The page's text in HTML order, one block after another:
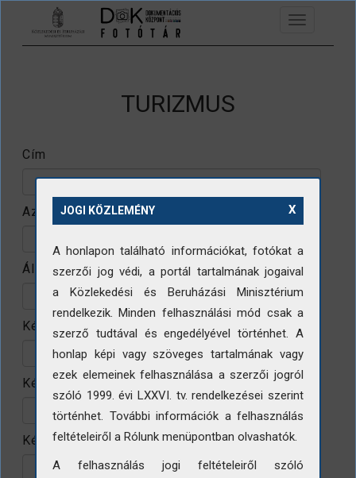
Ugrás a tartalomra
Toggle
navigation
TURIZMUS
Cím
Azonosító
Állomány
Készítő
Készítés helye
Készítés évtizede
X
JOGI KÖZLEMÉNY
A honlapon található információkat, fotókat a
szerzői jog védi, a portál tartalmának jogaival
a Közlekedési és Beruházási Minisztérium
rendelkezik. Minden felhasználási mód csak a
szerző tudtával és engedélyével történhet. A
honlap képi vagy szöveges tartalmának vagy
ezek elemeinek felhasználása a szerzői jogról
szóló 1999. évi LXXVI. tv. rendelkezései szerint
történhet. További információk a felhasználás
feltételeiről a Rólunk menüpontban olvashatók.
A felhasználás jogi feltételeiről szóló